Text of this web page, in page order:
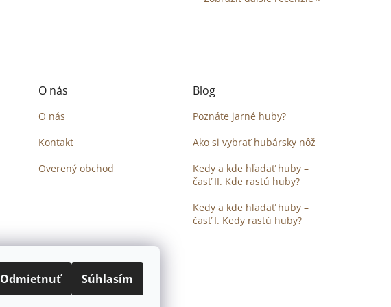
Odmietnuť Súhlasím
O nás
O nás
Kontakt
Overený obchod
Blog
Poznáte jarné huby?
Ako si vybrať hubársky nôž
Kedy a kde hľadať huby –
časť II. Kde rastú huby?
Kedy a kde hľadať huby –
časť I. Kedy rastú huby?